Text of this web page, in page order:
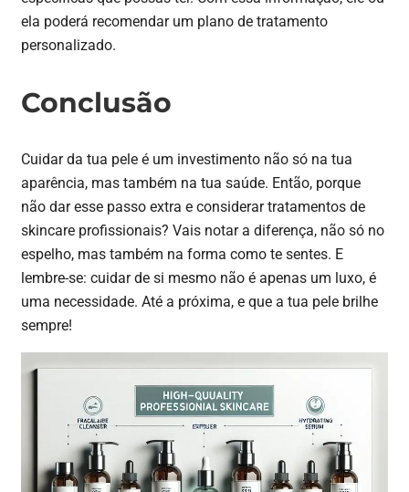
ela poderá recomendar um plano de tratamento
personalizado.
Conclusão
Cuidar da tua pele é um investimento não só na tua
aparência, mas também na tua saúde. Então, porque
não dar esse passo extra e considerar tratamentos de
skincare profissionais? Vais notar a diferença, não só no
espelho, mas também na forma como te sentes. E
lembre-se: cuidar de si mesmo não é apenas um luxo, é
uma necessidade. Até a próxima, e que a tua pele brilhe
sempre!